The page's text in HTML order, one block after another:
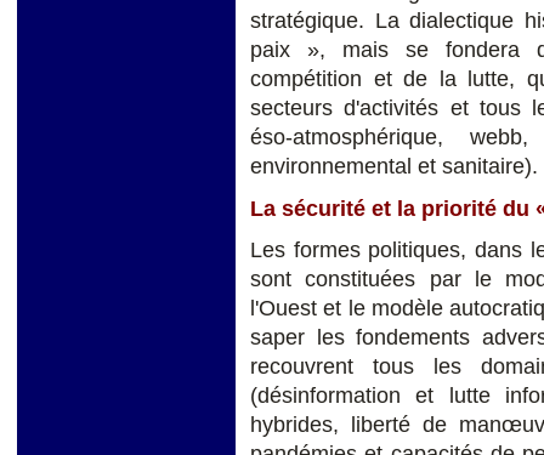
stratégique. La dialectique
paix », mais se fondera
compétition et de la lutte,
secteurs d'activités et tous
éso-atmosphérique,
environnemental et sanitaire).
La sécurité et la priorité du
Les formes politiques, dans
sont constituées par le
l'Ouest et le modèle
saper les fondements
recouvrent tous les
(désinformation et lutte
hybrides, liberté de